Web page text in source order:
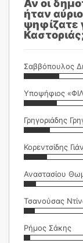
Αν οι
ήταν
ψηφίζατε
Αναστασίου
Τσανούσας
Ρήμος Σάκης